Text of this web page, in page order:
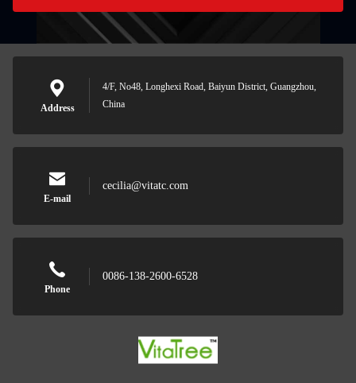
Address
4/F, No48, Longhexi Road, Baiyun District, Guangzhou,
China
E-mail
cecilia@vitatc.com
Phone
0086-138-2600-6528